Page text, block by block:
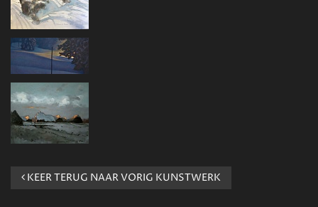
KEER TERUG NAAR VORIG KUNSTWERK